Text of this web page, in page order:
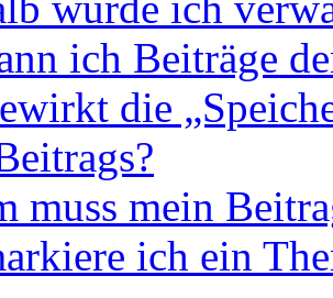
ich Beiträge
die
muss mein
ich ein